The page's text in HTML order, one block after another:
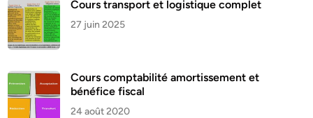
Cours transport et logistique complet
27 juin 2025
Cours comptabilité amortissement et
bénéfice fiscal
24 août 2020